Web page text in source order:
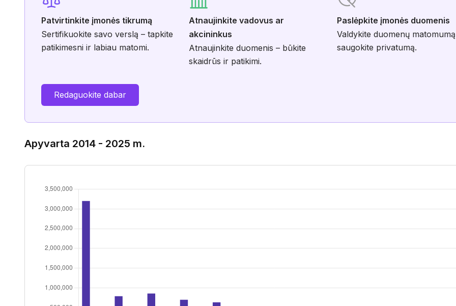
Patvirtinkite įmonės tikrumą
Sertifikuokite savo verslą – tapkite
patikimesni ir labiau matomi.
Atnaujinkite vadovus ar
akcininkus
Atnaujinkite duomenis – būkite
skaidrūs ir patikimi.
Paslėpkite įmonės duomenis
Valdykite duomenų
saugokite privatumą.
Redaguokite dabar
Apyvarta 2014 - 2025 m.